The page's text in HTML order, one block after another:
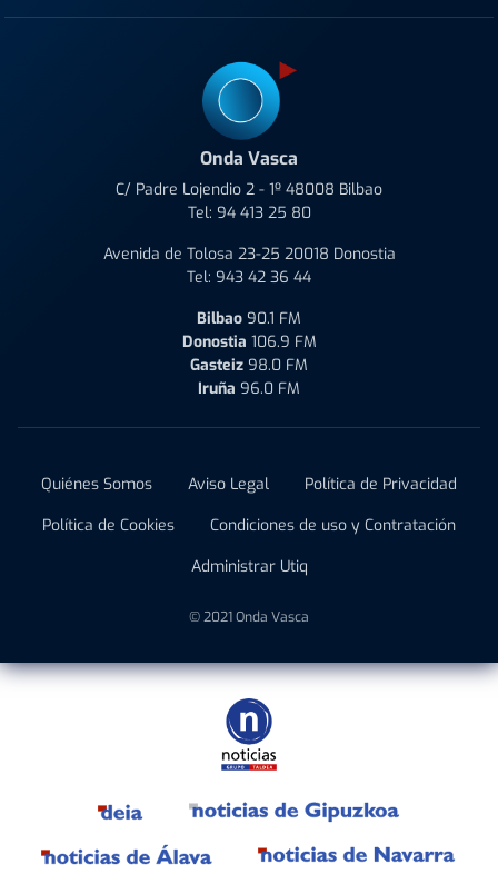
Onda Vasca
C/ Padre Lojendio 2 - 1º 48008 Bilbao
Tel: 94 413 25 80
Avenida de Tolosa 23-25 20018 Donostia
Tel: 943 42 36 44
Bilbao 90.1 FM
Donostia 106.9 FM
Gasteiz 98.0 FM
Iruña 96.0 FM
Quiénes Somos Aviso Legal
Política de Privacidad
Política de Cookies
Condiciones de uso y Contratación
Administrar Utiq
© 2021 Onda Vasca